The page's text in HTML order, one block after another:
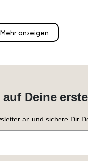
Mehr anzeigen
auf Deine
an und sichere Dir